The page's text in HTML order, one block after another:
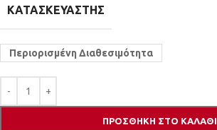
ΚΑΤΑΣΚΕΥΑΣΤΉΣ
Περιορισμένη Διαθεσιμότητα
ΠΡΟΣΘΉΚΗ ΣΤΟ ΚΑΛΆΘΙ